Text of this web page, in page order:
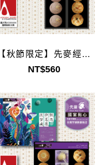
【秋節限定】先麥經典
禮盒8入(企業採購)
NT$560